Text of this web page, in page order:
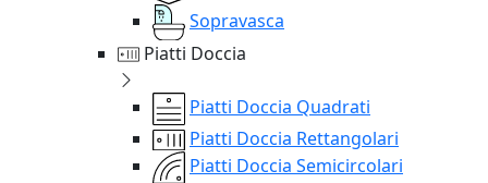
Sopravasca
Piatti Doccia
Piatti Doccia Quadrati
Piatti Doccia Rettangolari
Piatti Doccia Semicircolari